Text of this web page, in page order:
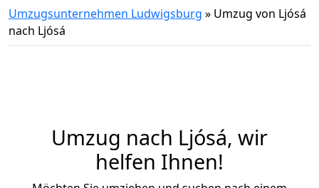
Umzugsunternehmen Ludwigsburg » Umzug von Ljósá
nach Ljósá
Umzug nach Ljósá, wir
helfen Ihnen!